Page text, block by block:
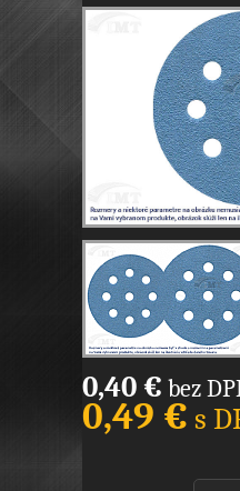
0,40 € bez
0,49 € s